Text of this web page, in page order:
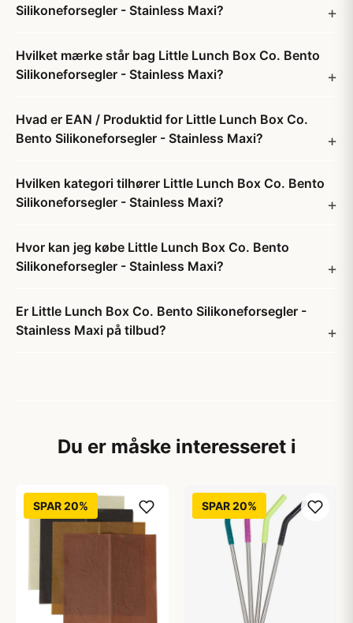
Silikoneforsegler - Stainless Maxi?
Hvilket mærke står bag Little Lunch Box Co. Bento
Silikoneforsegler - Stainless Maxi?
Hvad er EAN / Produktid for Little Lunch Box Co.
Bento Silikoneforsegler - Stainless Maxi?
Hvilken kategori tilhører Little Lunch Box Co. Bento
Silikoneforsegler - Stainless Maxi?
Hvor kan jeg købe Little Lunch Box Co. Bento
Silikoneforsegler - Stainless Maxi?
Er Little Lunch Box Co. Bento Silikoneforsegler -
Stainless Maxi på tilbud?
Du er måske interesseret i
SPAR 20% SPAR 20%